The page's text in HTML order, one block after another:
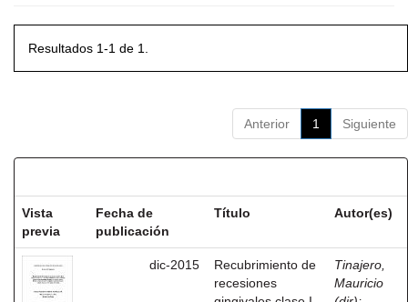
Resultados 1-1 de 1.
Anterior 1 Siguiente
Vista
previa
Fecha de
publicación
Título Autor(es)
dic-2015
Recubrimiento de
recesiones
Tinajero,
Mauricio